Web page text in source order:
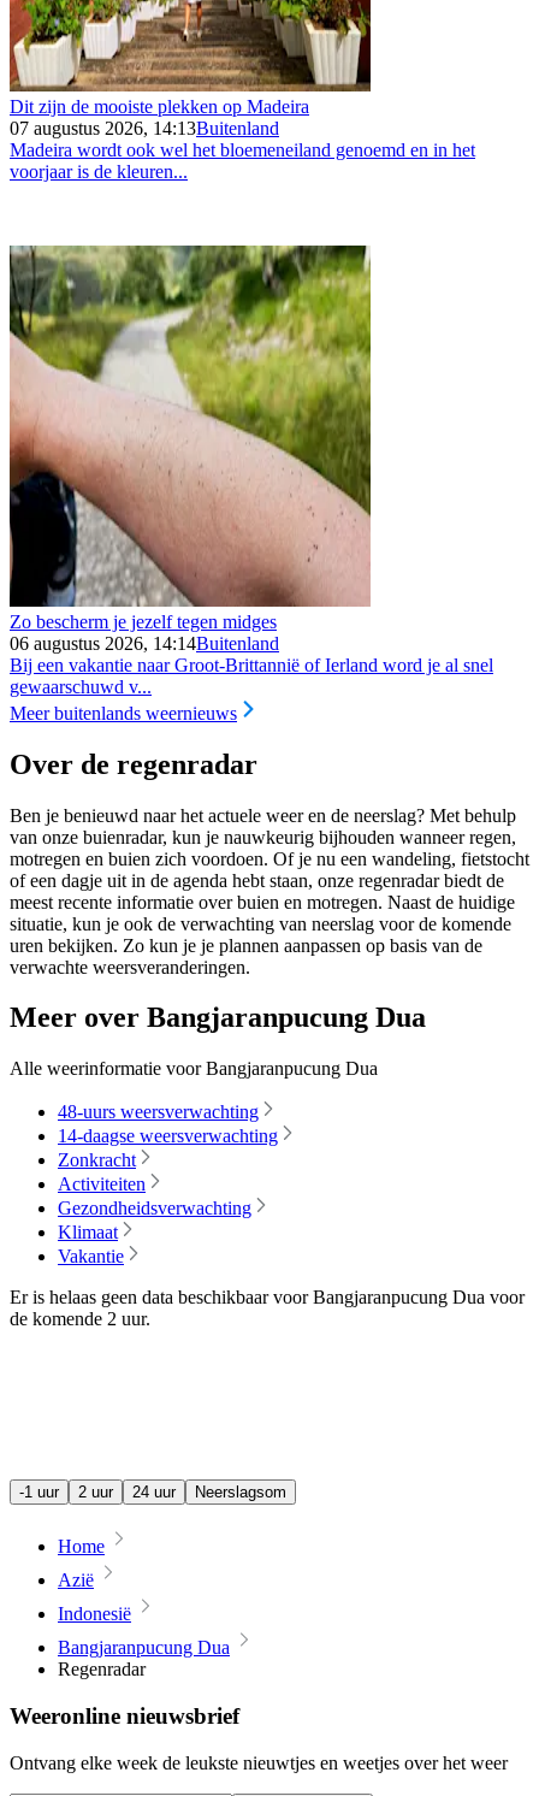
Dit zijn de mooiste plekken op Madeira
07 augustus 2026, 14:13Buitenland
Madeira wordt ook wel het bloemeneiland genoemd en in het
voorjaar is de kleuren...
Zo bescherm je jezelf tegen midges
06 augustus 2026, 14:14Buitenland
Bij een vakantie naar Groot-Brittannië of Ierland word je al snel
gewaarschuwd v...
Meer buitenlands weernieuws
Over de regenradar
Ben je benieuwd naar het actuele weer en de neerslag? Met behulp
van onze buienradar, kun je nauwkeurig bijhouden wanneer regen,
motregen en buien zich voordoen. Of je nu een wandeling, fietstocht
of een dagje uit in de agenda hebt staan, onze regenradar biedt de
meest recente informatie over buien en motregen. Naast de huidige
situatie, kun je ook de verwachting van neerslag voor de komende
uren bekijken. Zo kun je je plannen aanpassen op basis van de
verwachte weersveranderingen.
Meer over Bangjaranpucung Dua
Alle weerinformatie voor Bangjaranpucung Dua
48-uurs weersverwachting
14-daagse weersverwachting
Zonkracht
Activiteiten
Gezondheidsverwachting
Klimaat
Vakantie
Er is helaas geen data beschikbaar voor Bangjaranpucung Dua voor
de komende 2 uur.
-1 uur 2 uur 24 uur Neerslagsom
Home
Azië
Indonesië
Bangjaranpucung Dua
Regenradar
Weeronline nieuwsbrief
Ontvang elke week de leukste nieuwtjes en weetjes over het weer